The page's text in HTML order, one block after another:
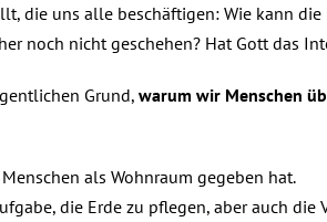
die uns alle beschäftigen: Wie kann
noch nicht geschehen? Hat Gott das
Grund, warum wir Menschen
als Wohnraum gegeben hat.
die Erde zu pflegen, aber auch die